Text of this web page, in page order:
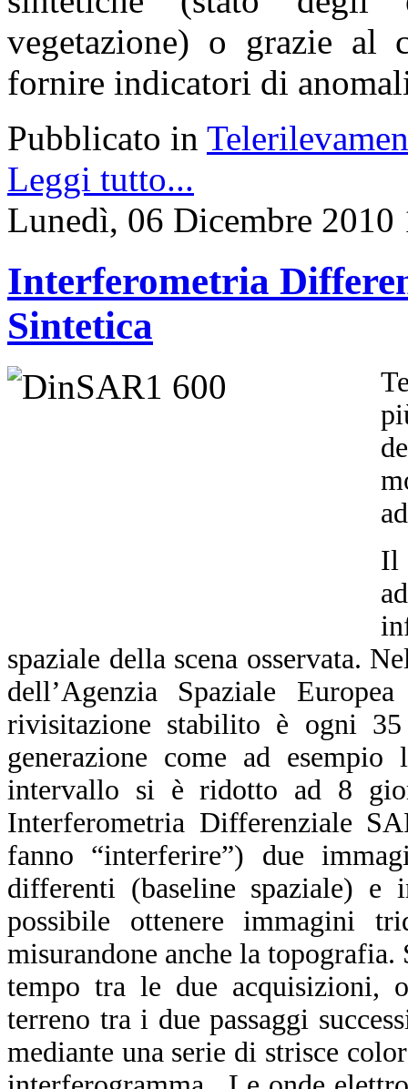
vegetazione) o grazie al
fornire indicatori di
Pubblicato in
Leggi tutto...
Lunedì, 06 Dicembre 2010
Interferometria
Sintetica
Il
spaziale della scena osservata.
dell’Agenzia Spaziale
rivisitazione stabilito è ogni
generazione come ad
intervallo si è ridotto ad 8
Interferometria Differenziale
fanno “interferire”) due
differenti (baseline spaziale) e
possibile ottenere immagini
misurandone anche la
tempo tra le due acquisizioni,
terreno tra i due passaggi
mediante una serie di strisce